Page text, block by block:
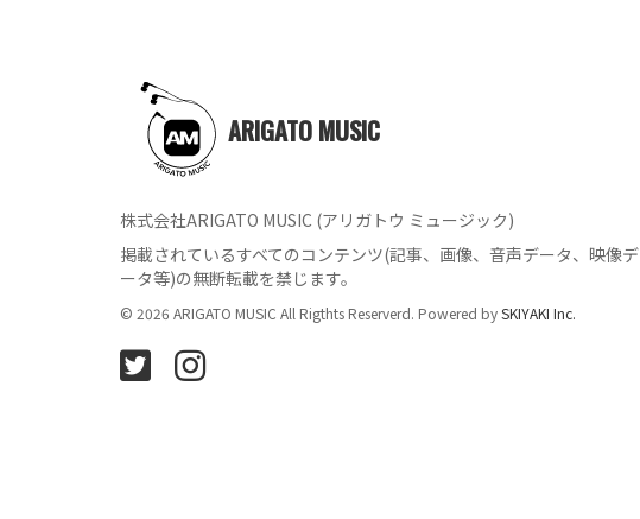
ARIGATO MUSIC
株式会社ARIGATO MUSIC (アリガトウ ミュージック)
掲載されているすべてのコンテンツ(記事、画像、音声データ、映像デ
ータ等)の無断転載を禁じます。
© 2026 ARIGATO MUSIC All Rigthts Reserverd. Powered bySKIYAKI Inc.